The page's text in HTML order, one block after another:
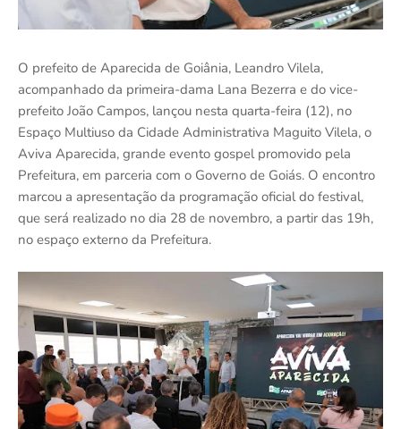
O prefeito de Aparecida de Goiânia, Leandro Vilela,
acompanhado da primeira-dama Lana Bezerra e do vice-
prefeito João Campos, lançou nesta quarta-feira (12), no
Espaço Multiuso da Cidade Administrativa Maguito Vilela, o
Aviva Aparecida, grande evento gospel promovido pela
Prefeitura, em parceria com o Governo de Goiás. O encontro
marcou a apresentação da programação oficial do festival,
que será realizado no dia 28 de novembro, a partir das 19h,
no espaço externo da Prefeitura.